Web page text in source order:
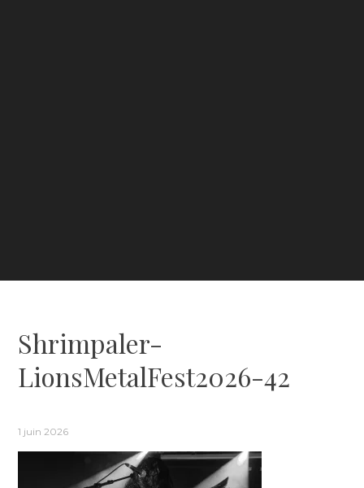
Shrimpaler-
LionsMetalFest2026-42
1 juin 2026